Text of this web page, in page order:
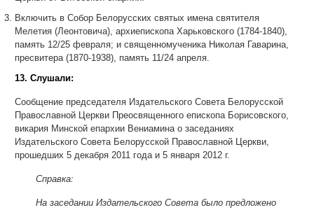
Включить в Собор Белорусских святых имена святителя
Мелетия (Леонтовича), архиепископа Харьковского (1784-1840),
память 12/25 февраля; и священномученика Николая Гаварина,
пресвитера (1870-1938), память 11/24 апреля.
13. Слушали:
Сообщение председателя Издательского Совета Белорусской
Православной Церкви Преосвященного епископа Борисовского,
викария Минской епархии Вениамина о заседаниях
Издательского Совета Белорусской Православной Церкви,
прошедших 5 декабря 2011 года и 5 января 2012 г.
Справка:
На заседании Издательского Совета было предложено